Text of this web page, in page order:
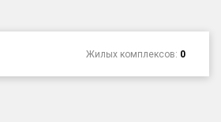
Жилых комплексов: 0